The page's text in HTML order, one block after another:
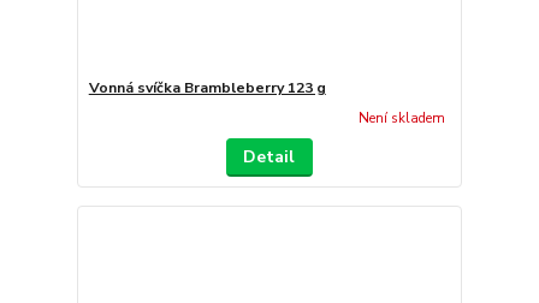
Vonná svíčka Brambleberry 123 g
Není skladem
Detail